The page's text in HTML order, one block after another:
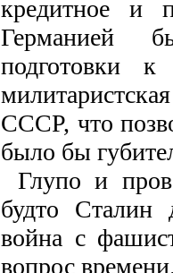
кредитное и
Германией
подготовки к
СССР, что
было бы
Глупо и
будто Сталин
война с
вопрос